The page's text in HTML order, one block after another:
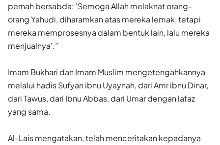
pernah bersabda: 'Semoga Allah melaknat orang-
orang Yahudi, diharamkan atas mereka lemak, tetapi
mereka memprosesnya dalam bentuk lain, lalu mereka
menjualnya'.”
Imam Bukhari dan Imam Muslim mengetengahkannya
melalui hadis Sufyan ibnu Uyaynah, dari Amr ibnu Dinar,
dari Tawus, dari Ibnu Abbas, dari Umar dengan lafaz
yang sama.
Al-Lais mengatakan, telah menceritakan kepadanya